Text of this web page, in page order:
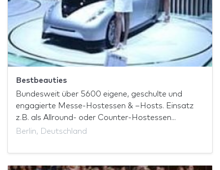
Bestbeauties
Bundesweit über 5600 eigene, geschulte und
engagierte Messe-Hostessen & –Hosts. Einsatz
z.B. als Allround- oder Counter-Hostessen...
Berlin, Deutschland